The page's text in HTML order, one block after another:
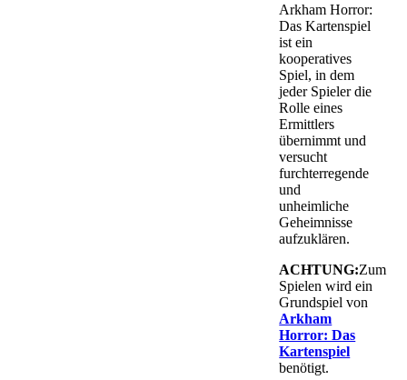
Arkham Horror:
Das Kartenspiel
ist ein
kooperatives
Spiel, in dem
jeder Spieler die
Rolle eines
Ermittlers
übernimmt und
versucht
furchterregende
und
unheimliche
Geheimnisse
aufzuklären.
ACHTUNG:Zum
Spielen wird ein
Grundspiel von
Arkham
Horror: Das
Kartenspiel
benötigt.